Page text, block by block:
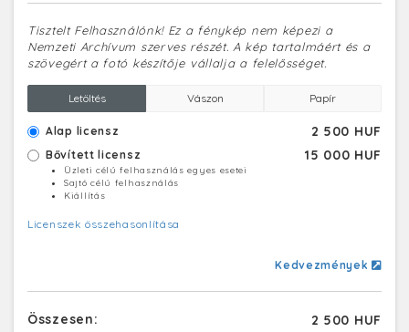
Tisztelt Felhasználónk! Ez a fénykép nem képezi a
Nemzeti Archívum szerves részét. A kép tartalmáért és a
szövegért a fotó készítője vállalja a felelősséget.
Letöltés Vászon Papír
Alap licensz 2 500 HUF
Bővített licensz 15 000 HUF
Üzleti célú felhasználás egyes esetei
Sajtó célú felhasználás
Kiállítás
Licenszek összehasonlítása
Kedvezmények
Összesen: 2 500 HUF